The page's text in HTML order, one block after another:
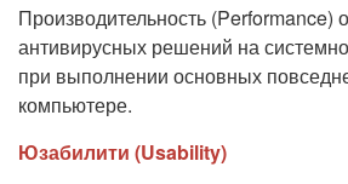
Производительность (Performance)
антивирусных решений на
при выполнении основных
компьютере.
Юзабилити (Usability)